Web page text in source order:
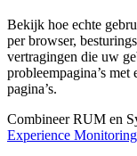
Bekijk hoe echte
per browser,
vertragingen die uw
probleempagina’s
pagina’s.
Combineer RUM en
Experience Monitoring